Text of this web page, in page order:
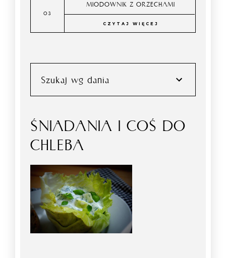
MIODOWNIK Z ORZECHAMI
CZYTAJ WIĘCEJ
Szukaj wg dania
ŚNIADANIA I COŚ DO
CHLEBA